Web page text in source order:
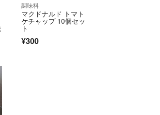
で稀にテープで商品を固定
おりますので【お値引き不
品を御用意しております
ちしております‼️
加出来ませんので誰かのお
調味料
マクドナルド トマト
ケチャップ 10個セッ
ト
¥300